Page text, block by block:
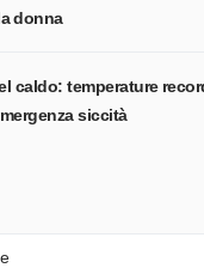
donna
caldo: temperature
siccità